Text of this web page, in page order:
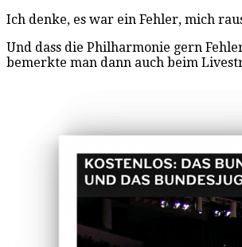
Ich denke, es war ein Fehler, mich
Und dass die Philharmonie gern
bemerkte man dann auch beim